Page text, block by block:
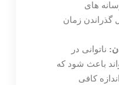
های
گذراندن زمان
ناتوانی در
باعث شود که
کافی